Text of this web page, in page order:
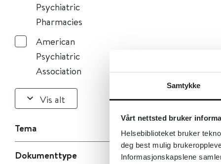
Samtykke
Vårt nettsted bruker
Helsebiblioteket bruker
deg best mulig
Informasjonskapslene
Psychiatric
Pharmacies
American
Psychiatric
Association
Vis alt
Tema
Dokumenttype